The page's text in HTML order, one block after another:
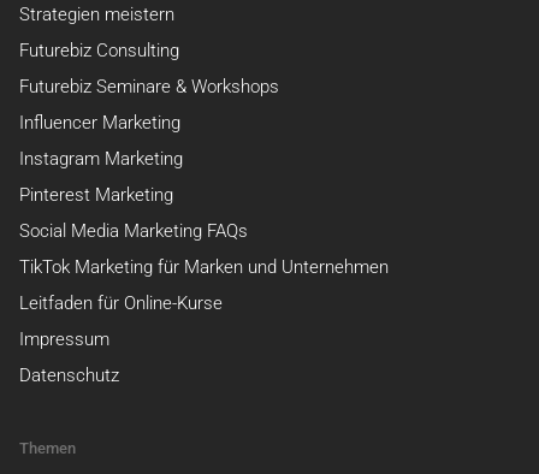
Strategien meistern
Futurebiz Consulting
Futurebiz Seminare & Workshops
Influencer Marketing
Instagram Marketing
Pinterest Marketing
Social Media Marketing FAQs
TikTok Marketing für Marken und Unternehmen
Leitfaden für Online-Kurse
Impressum
Datenschutz
Themen